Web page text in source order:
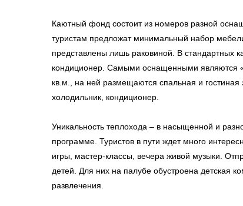
Каютный фонд состоит из номеров разной
туристам предложат минимальный набор
представлены лишь раковиной. В стандартных
кондиционер. Самыми оснащенными являются
кв.м., на ней размещаются спальная и
холодильник, кондиционер.
Уникальность теплохода – в насыщенной и
программе. Туристов в пути ждет много
игры, мастер-классы, вечера живой музыки.
детей. Для них на палубе обустроена детская
развлечения.